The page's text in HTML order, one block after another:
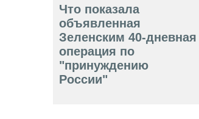
Что показала
объявленная
Зеленским 40-дневная
операция по
"принуждению
России"